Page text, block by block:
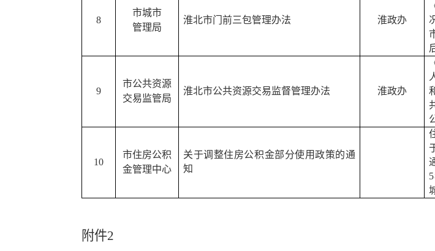
8
市城市
管理局
淮北市门前三包管理办法 淮政办
9
市公共资源
交易监管局
淮北市公共资源交易监督管理办法 淮政办
10
市住房公积
金管理中心
关于调整住房公积金部分使用政策的通
知
5
附件2